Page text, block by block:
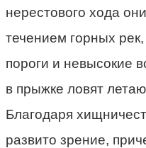
нерестового хода
течением горных
пороги и невысокие
в прыжке ловят
Благодаря
развито зрение,